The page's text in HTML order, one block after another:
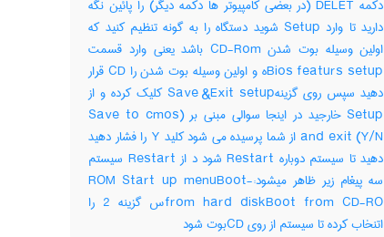
دکمه DELET (در بعضی کامپیوتر ها دکمه دیگر) را پائین نگه
دارید تا وارد Setup شوید دستگاه را به گونه تنظیم کنید که
اولین وسیله بوت شدن CD-Rom باشد یعنی وارد قسمت
Bios featurs setupه و اولین وسیله بوت شدن را CD قرار
دهید سپس روی گزینهSave &Exit setup کلیک کرده و از
Setup خارجید در اینجا سوالی مبنی بر (Save to cmos
and exit (Y/N از شما پرسیده می شود کلید Y را فشار دهید
دهید تا سیستم دوباره Restart شود د از Restart سیستم
سه پیغام زیر ظاهر میشود:-ROM Start up menuBoot
from hard diskBoot from CD-ROس گزینه 2 را
اتنخاب کرده تا سیستم از روی CDبوت شود